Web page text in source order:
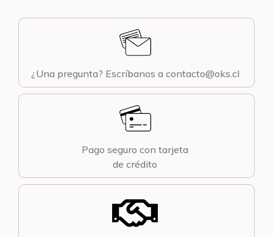
¿Una pregunta? Escríbanos a contacto@oks.cl
Pago seguro con tarjeta
de crédito